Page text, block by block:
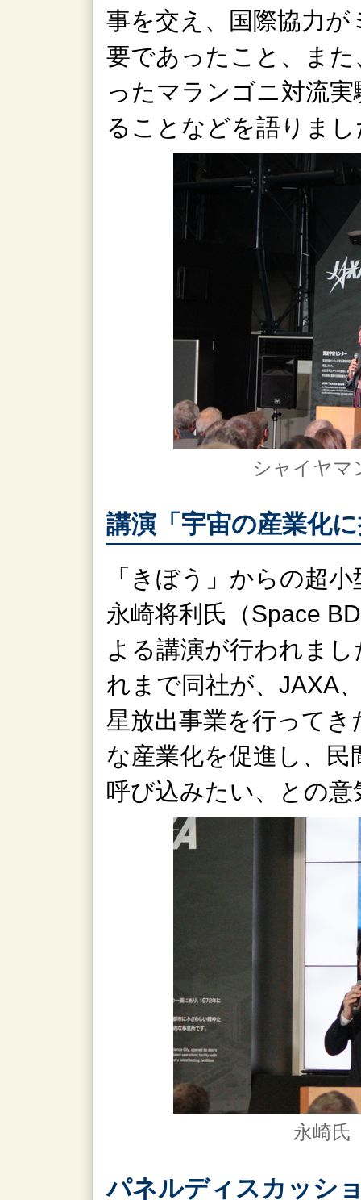
事を交え、国際協力
要であったこと、ま
ったマランゴニ対流
ることなどを語りまし
シャイヤマ
講演「宇宙の産業化
「きぼう」からの超
永崎将利氏（Space
よる講演が行われま
れまで同社が、JAXA
星放出事業を行って
な産業化を促進し、
呼び込みたい、との
永崎氏
パネルディスカッシ